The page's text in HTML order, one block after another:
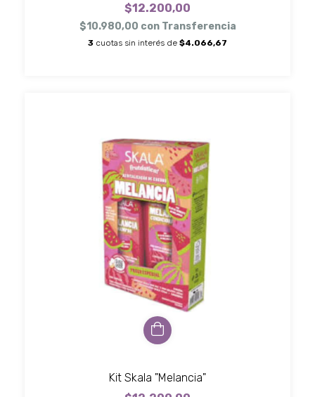
$12.200,00
$10.980,00 con Transferencia
3 cuotas sin interés de $4.066,67
Kit Skala "Melancia"